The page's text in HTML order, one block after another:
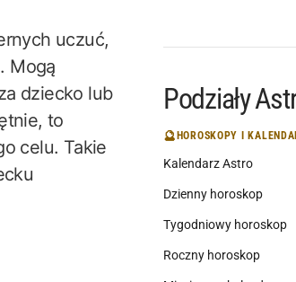
uczuć,
Mogą
dziecko lub
to
celu. Takie
Podziały
🔮HOROSKOPY I
Kalendarz Astro
Dzienny horoskop
Tygodniowy horoskop
Roczny horoskop